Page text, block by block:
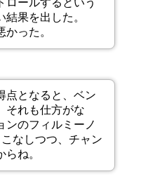
ロールするという
果を出した。
った。
点となると、ベン
それも仕方がな
ンのフィルミーノ
なしつつ、チャン
ね。